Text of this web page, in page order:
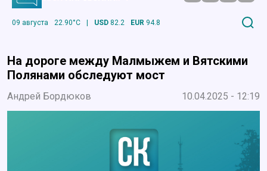
09 августа 22.90°C | USD 82.2 EUR 94.8
На дороге между Малмыжем и Вятскими
Полянами обследуют мост
Андрей Бордюков 10.04.2025 - 12:19